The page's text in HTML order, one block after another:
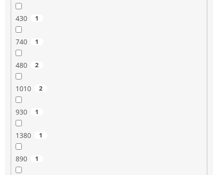
430 1
740 1
480 2
1010 2
930 1
1380 1
890 1